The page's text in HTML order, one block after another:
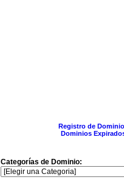
Registro de
Dominios
Categorías de Dominio: